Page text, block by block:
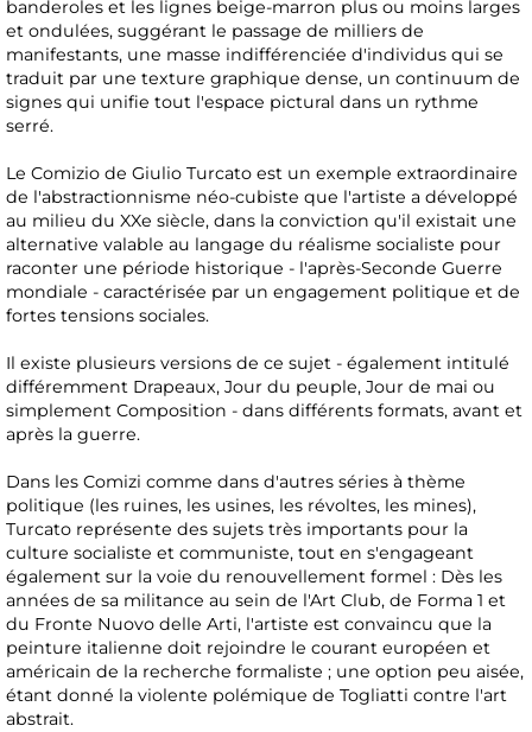
banderoles et les lignes beige-marron plus ou moins larges
et ondulées, suggérant le passage de milliers de
manifestants, une masse indifférenciée d'individus qui se
traduit par une texture graphique dense, un continuum de
signes qui unifie tout l'espace pictural dans un rythme
serré.
Le Comizio de Giulio Turcato est un exemple extraordinaire
de l'abstractionnisme néo-cubiste que l'artiste a développé
au milieu du XXe siècle, dans la conviction qu'il existait une
alternative valable au langage du réalisme socialiste pour
raconter une période historique - l'après-Seconde Guerre
mondiale - caractérisée par un engagement politique et de
fortes tensions sociales.
Il existe plusieurs versions de ce sujet - également intitulé
différemment Drapeaux, Jour du peuple, Jour de mai ou
simplement Composition - dans différents formats, avant et
après la guerre.
Dans les Comizi comme dans d'autres séries à thème
politique (les ruines, les usines, les révoltes, les mines),
Turcato représente des sujets très importants pour la
culture socialiste et communiste, tout en s'engageant
également sur la voie du renouvellement formel : Dès les
années de sa militance au sein de l'Art Club, de Forma 1 et
du Fronte Nuovo delle Arti, l'artiste est convaincu que la
peinture italienne doit rejoindre le courant européen et
américain de la recherche formaliste ; une option peu aisée,
étant donné la violente polémique de Togliatti contre l'art
abstrait.